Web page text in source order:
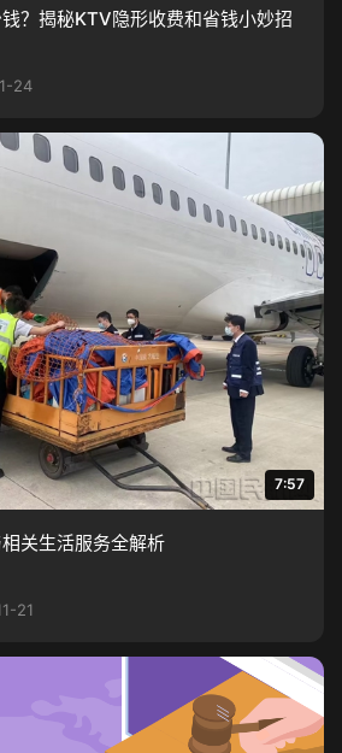
？揭秘KTV隐形收费和省钱小妙招
24
7:57
关生活服务全解析
21